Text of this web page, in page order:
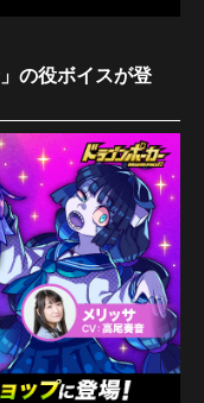
の役ボイスが登